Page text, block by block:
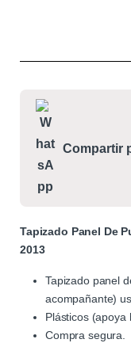
Compartir
Tapizado Panel De
2013
Tapizado panel
acompañante)
Plásticos (apoya
Compra segura.